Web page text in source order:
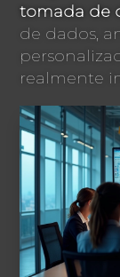
tomada de
de dados,
realmente